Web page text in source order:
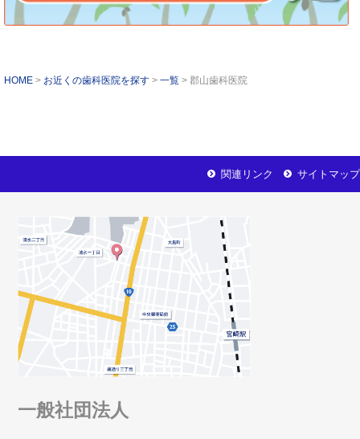
HOME お近くの歯科医院を探す 一覧 郡山歯科医院
サイトマップ
関連リンク
一般社団法人